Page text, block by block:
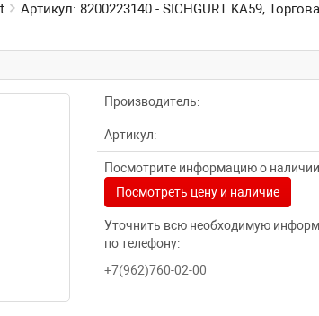
Артикул: 8200223140 - SICHGURT KA59,
Производитель:
Артикул:
Посмотрите информацию о
Посмотреть цену и наличие
Уточнить всю необходимую
по телефону:
+7(962)760-02-00